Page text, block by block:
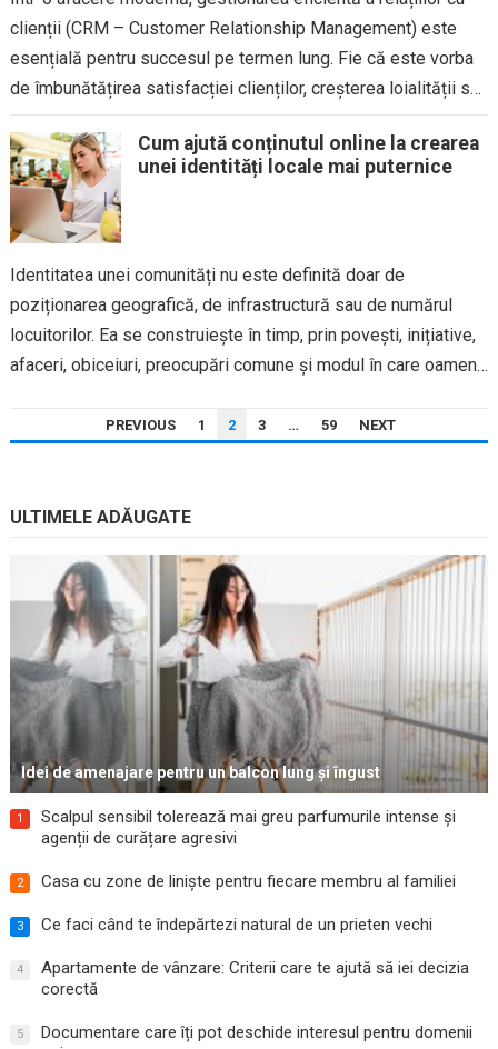
clienții (CRM – Customer Relationship Management) este
esențială pentru succesul pe termen lung. Fie că este vorba
de îmbunătățirea satisfacției clienților, creșterea loialității sau
Cum ajută conținutul online la crearea
unei identități locale mai puternice
Identitatea unei comunități nu este definită doar de
poziționarea geografică, de infrastructură sau de numărul
locuitorilor. Ea se construiește în timp, prin povești, inițiative,
afaceri, obiceiuri, preocupări comune și modul în care oamenii
ARTICOLE
PREVIOUS 1 2 3 … 59 NEXT
ULTIMELE ADĂUGATE
Idei de amenajare pentru un balcon lung și îngust
1
Scalpul sensibil tolerează mai greu parfumurile intense și
agenții de curățare agresivi
2 Casa cu zone de liniște pentru fiecare membru al familiei
3 Ce faci când te îndepărtezi natural de un prieten vechi
4
Apartamente de vânzare: Criterii care te ajută să iei decizia
corectă
5
Documentare care îți pot deschide interesul pentru domenii